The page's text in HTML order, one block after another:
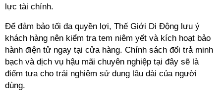
lực tài chính.
Để đảm bảo tối đa quyền lợi, Thế Giới Di Động lưu ý
khách hàng nên kiểm tra tem niêm yết và kích hoạt bảo
hành điện tử ngay tại cửa hàng. Chính sách đổi trả minh
bạch và dịch vụ hậu mãi chuyên nghiệp tại đây sẽ là
điểm tựa cho trải nghiệm sử dụng lâu dài của người
dùng.